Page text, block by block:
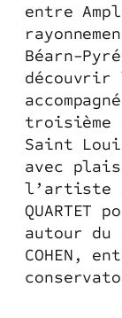
entre
Béarn-
découvrir
troisième
Saint
avec
l’artiste H-
autour du
COHEN,